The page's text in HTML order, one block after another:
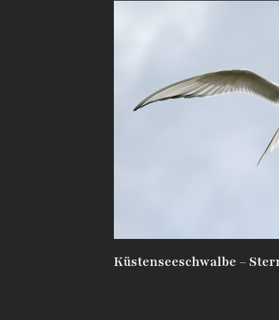
Küstenseeschwalbe –